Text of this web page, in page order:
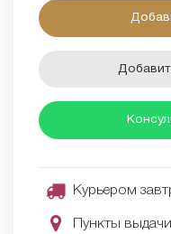
Курьером
Пункты